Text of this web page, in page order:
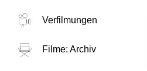
Verfilmungen
Filme: Archiv